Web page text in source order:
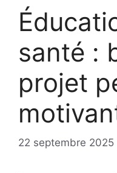
santé :
projet
22 septembre 2025